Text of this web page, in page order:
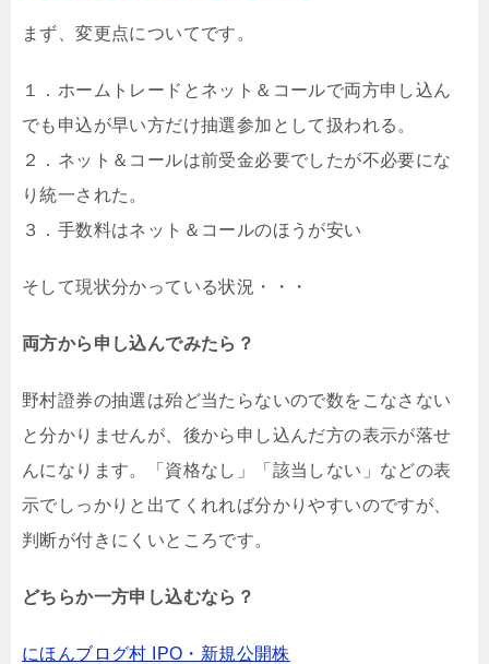
まず、変更点についてです。
１．ホームトレードとネット＆コールで両方申し込ん
でも申込が早い方だけ抽選参加として扱われる。
２．ネット＆コールは前受金必要でしたが不必要にな
り統一された。
３．手数料はネット＆コールのほうが安い
そして現状分かっている状況・・・
両方から申し込んでみたら？
野村證券の抽選は殆ど当たらないので数をこなさない
と分かりませんが、後から申し込んだ方の表示が落せ
んになります。「資格なし」「該当しない」などの表
示でしっかりと出てくれれば分かりやすいのですが、
判断が付きにくいところです。
どちらか一方申し込むなら？
にほんブログ村 IPO・新規公開株